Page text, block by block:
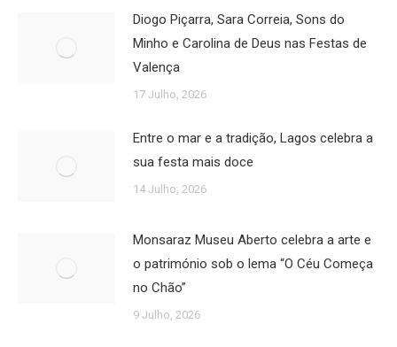
Diogo Piçarra, Sara Correia, Sons do
Minho e Carolina de Deus nas Festas de
Valença
17 Julho, 2026
Entre o mar e a tradição, Lagos celebra a
sua festa mais doce
14 Julho, 2026
Monsaraz Museu Aberto celebra a arte e
o património sob o lema “O Céu Começa
no Chão”
9 Julho, 2026